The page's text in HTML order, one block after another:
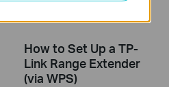
How to Set Up a TP-
Link Range Extender
(via WPS)